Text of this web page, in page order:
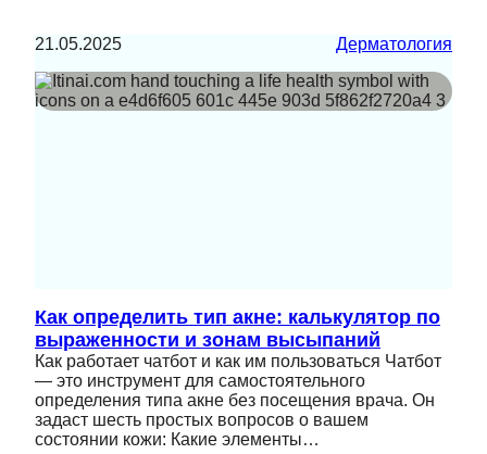
21.05.2025 Дерматология
Как определить тип акне: калькулятор по
выраженности и зонам высыпаний
Как работает чатбот и как им пользоваться Чатбот
— это инструмент для самостоятельного
определения типа акне без посещения врача. Он
задаст шесть простых вопросов о вашем
состоянии кожи: Какие элементы…